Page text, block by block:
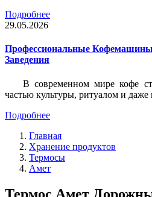
Подробнее
29.05.2026
Профессиональные
Заведения
В современном мире кофе
частью культуры, ритуалом и даже
Подробнее
Главная
Хранение продуктов
Термосы
Амет
Термос Амет